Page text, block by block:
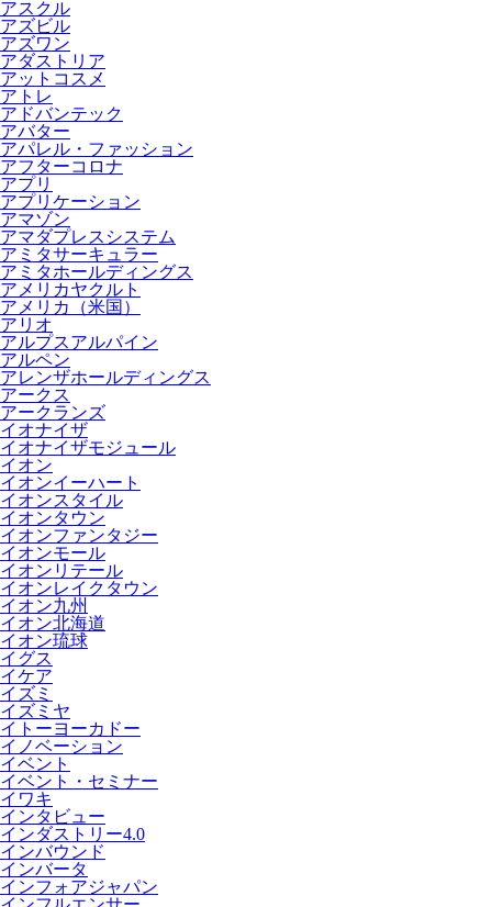
アスクル
アズビル
アズワン
アダストリア
アットコスメ
アトレ
アドバンテック
アバター
アパレル・ファッション
アフターコロナ
アプリ
アプリケーション
アマゾン
アマダプレスシステム
アミタサーキュラー
アミタホールディングス
アメリカヤクルト
アメリカ（米国）
アリオ
アルプスアルパイン
アルペン
アレンザホールディングス
アークス
アークランズ
イオナイザ
イオナイザモジュール
イオン
イオンイーハート
イオンスタイル
イオンタウン
イオンファンタジー
イオンモール
イオンリテール
イオンレイクタウン
イオン九州
イオン北海道
イオン琉球
イグス
イケア
イズミ
イズミヤ
イトーヨーカドー
イノベーション
イベント
イベント・セミナー
イワキ
インタビュー
インダストリー4.0
インバウンド
インバータ
インフォアジャパン